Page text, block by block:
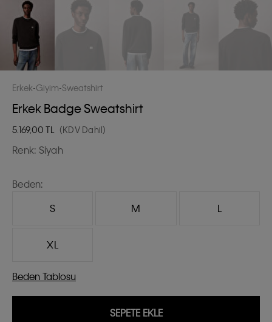
Erkek Giyim Sweatshirt
Erkek Badge Sweatshirt
5.169,00 TL (KDV Dahil)
Renk: Siyah
Beden:
S
M L
XL
Beden Tablosu
SEPETE EKLE